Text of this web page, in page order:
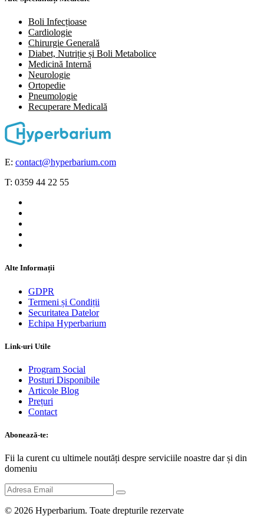
Boli Infecțioase
Cardiologie
Chirurgie Generală
Diabet, Nutriție și Boli Metabolice
Medicină Internă
Neurologie
Ortopedie
Pneumologie
⁠Recuperare Medicală
E: contact@hyperbarium.com
T: 0359 44 22 55
Alte Informații
GDPR
Termeni și Condiții
Securitatea Datelor
Echipa Hyperbarium
Link-uri Utile
Program Social
Posturi Disponibile
Articole Blog
Prețuri
Contact
Abonează-te:
Fii la curent cu ultimele noutăți despre serviciile noastre dar și din
domeniu
© 2026 Hyperbarium. Toate drepturile rezervate